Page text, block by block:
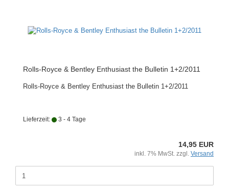
Rolls-Royce & Bentley Enthusiast the Bulletin 1+2/2011
Rolls-Royce & Bentley Enthusiast the Bulletin 1+2/2011
Lieferzeit: 3 - 4 Tage
14,95 EUR
inkl. 7% MwSt. zzgl. Versand